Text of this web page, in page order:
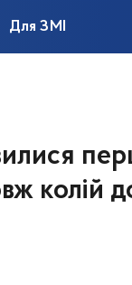
Для ЗМІ
колій